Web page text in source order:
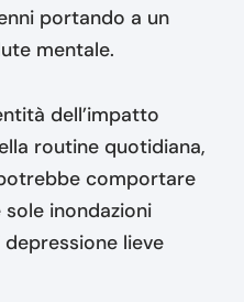
portando a un
mentale.
dell’impatto
routine quotidiana,
comportare
inondazioni
lieve